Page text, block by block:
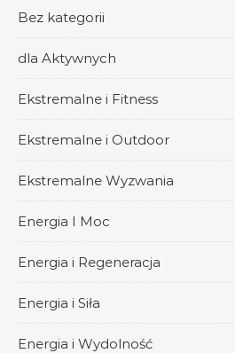
Bez kategorii
dla Aktywnych
Ekstremalne i Fitness
Ekstremalne i Outdoor
Ekstremalne Wyzwania
Energia I Moc
Energia i Regeneracja
Energia i Siła
Energia i Wydolność